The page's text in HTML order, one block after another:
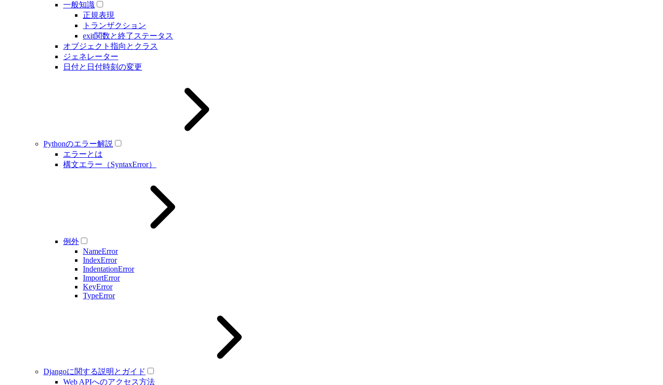
一般知識
正規表現
トランザクション
exit関数と終了ステータス
オブジェクト指向とクラス
ジェネレーター
日付と日付時刻の変更
Pythonのエラー解説
エラーとは
構文エラー（SyntaxError）
例外
NameError
IndexError
IndentationError
ImportError
KeyError
TypeError
Djangoに関する説明とガイド
Web APIへのアクセス方法